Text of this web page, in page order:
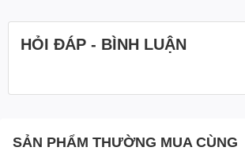
HỎI ĐÁP - BÌNH LUẬN
SẢN PHẨM THƯỜNG MUA CÙNG